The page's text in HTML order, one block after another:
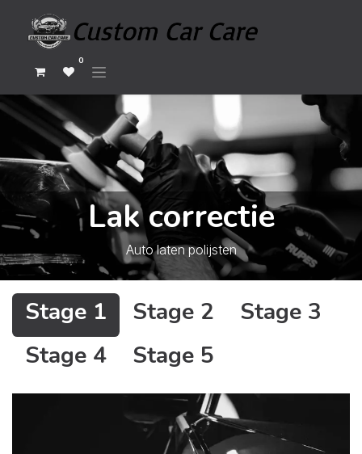
0
Lak correctie
Auto laten polijsten
Stage 1 Stage 2
Stage 3
Stage 4
Stage 5